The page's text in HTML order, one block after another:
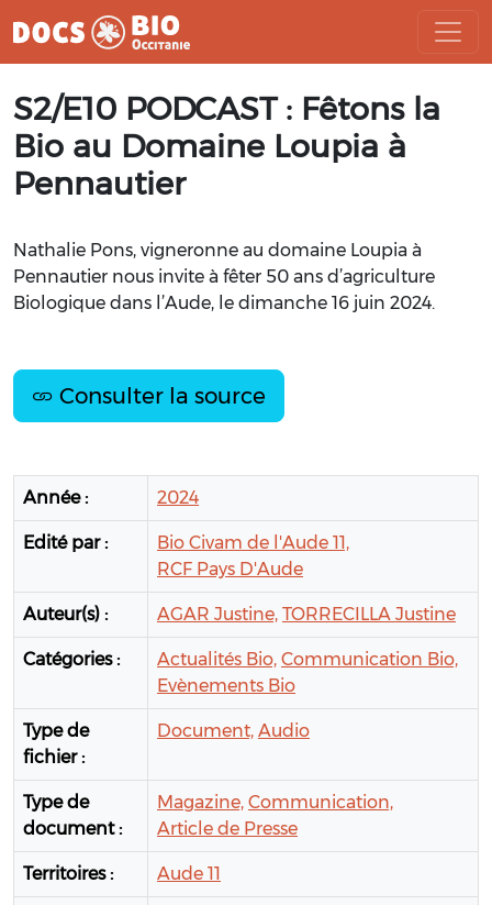
au
contenu
S2/E10 PODCAST : Fêtons la
Bio au Domaine Loupia à
Pennautier
Nathalie Pons, vigneronne au domaine Loupia à
Pennautier nous invite à fêter 50 ans d’agriculture
Biologique dans l’Aude, le dimanche 16 juin 2024.
Consulter la source
Année : 2024
Edité par :
Bio Civam de l'Aude 11,
RCF Pays D'Aude
Auteur(s) : AGAR Justine, TORRECILLA Justine
Catégories : Actualités Bio, Communication Bio,
Evènements Bio
Type de
fichier :
Document, Audio
Type de
document :
Magazine, Communication,
Article de Presse
Territoires : Aude 11